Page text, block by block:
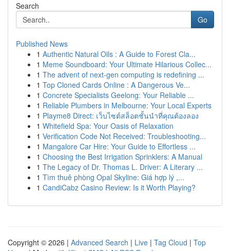
Search
Go
Published News
1 Authentic Natural Oils : A Guide to Forest Cla...
1 Meme Soundboard: Your Ultimate Hilarious Collec...
1 The advent of next-gen computing is redefining ...
1 Top Cloned Cards Online : A Dangerous Ve...
1 Concrete Specialists Geelong: Your Reliable ...
1 Reliable Plumbers in Melbourne: Your Local Experts
1 Playme8 Direct: เว็บไซต์สล็อตชั้นนำที่คุณต้องลอง
1 Whitefield Spa: Your Oasis of Relaxation
1 Verification Code Not Received: Troubleshooting...
1 Mangalore Car Hire: Your Guide to Effortless ...
1 Choosing the Best Irrigation Sprinklers: A Manual
1 The Legacy of Dr. Thomas L. Driver: A Literary ...
1 Tìm thuê phòng Opal Skyline: Giá hợp lý ,...
1 CandiCabz Casino Review: Is it Worth Playing?
Copyright © 2026 | Advanced Search | Live | Tag Cloud | Top